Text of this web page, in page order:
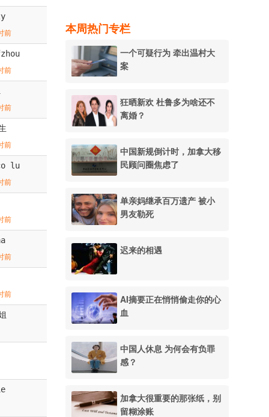
前
前
前
前
lu
前
前
前
前
本周热门专栏
一个可疑行为 牵出温村大
案
狂晒新欢 杜鲁多为啥还不
离婚？
中国新规倒计时，加拿大移
民顾问圈焦虑了
单亲妈继承百万遗产 被小
男友勒死
迟来的相遇
AI摘要正在悄悄偷走你的心
血
中国人休息 为何会有负罪
感？
加拿大很重要的那张纸，别
留糊涂账